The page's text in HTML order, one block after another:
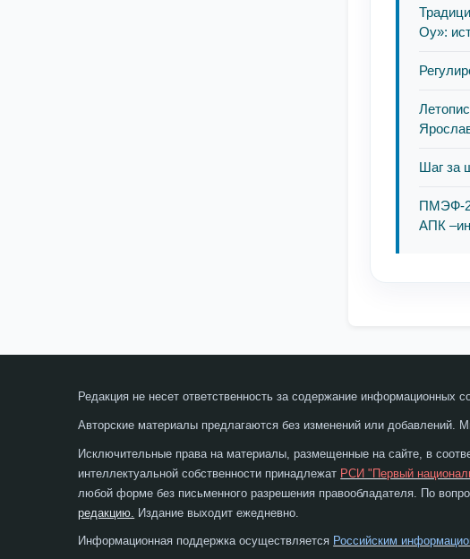
Oy»:
Шаг за
ПМЭФ-
АПК
Редакция не несет ответственность за содержание информационных
Авторские материалы предлагаются без изменений или добавлений.
Исключительные права на материалы, размещенные на сайте, в
интеллектуальной собственности принадлежат РСИ "Первый
любой форме без письменного разрешения правообладателя. По
редакцию. Издание выходит ежедневно.
Информационная поддержка осуществляется Российским